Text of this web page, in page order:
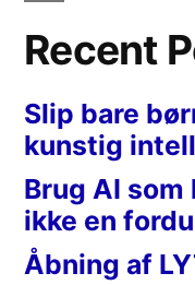
Recent
Slip bare
kunstig
Brug AI
ikke en
Åbning af